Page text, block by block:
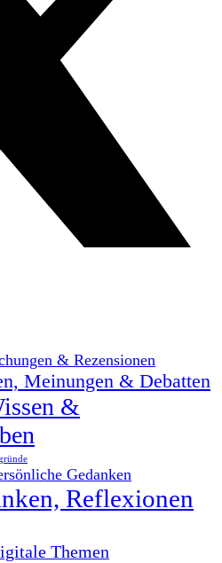
& Rezensionen
Meinungen & Debatten
&
Gedanken
Reflexionen
Themen